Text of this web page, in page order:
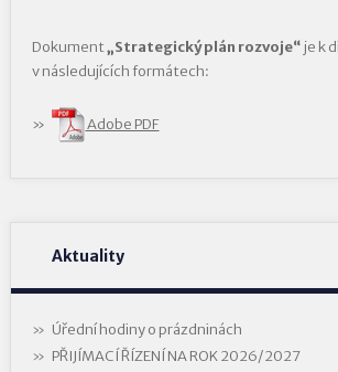
Dokument„Strategický plán rozvoje“ je k
v následujících formátech:
Adobe PDF
Aktuality
Úřední hodiny o prázdninách
PŘIJÍMACÍ ŘÍZENÍ NA ROK 2026/2027